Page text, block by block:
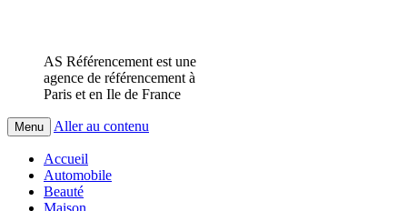
AS Référencement est une
agence de référencement à
Paris et en Ile de France
Menu Aller au contenu
Accueil
Automobile
Beauté
Maison